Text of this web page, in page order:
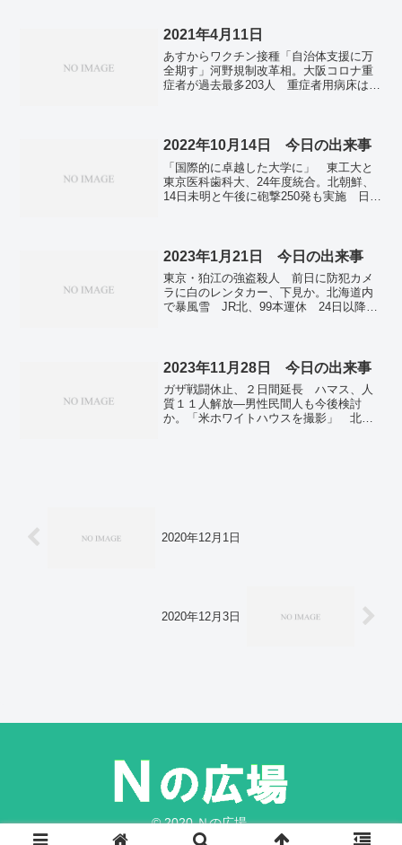
千葉・多古町長。「演説会参加者への日
当は選挙買収」 市民団体、自民・国光
氏を告発。小池東京都知事、21日に公務
に本格復帰 4週間ぶりに公の場へ。ボー
ジョレ解禁、深夜に乾杯 「家飲み」需
2021年4月11日
あすからワクチン接種「自治体支援に万
全期す」河野規制改革相。大阪コロナ重
症者が過去最多203人 重症者用病床は急
2022年10月14日 今日の出来事
「国際的に卓越した大学に」 東工大と
東京医科歯科大、24年度統合。北朝鮮、
14日未明と午後に砲撃250発も実施 日本
決 国会の対応批判。東京円、147円台前
半 NYで円売り加速 歴史的円安基調が
続く。全国の新規感染者、3万6605人確
認 前週から6700人増。
2023年1月21日 今日の出来事
東京・狛江の強盗殺人 前日に防犯カメ
ラに白のレンタカー、下見か。北海道内
で暴風雪 JR北、99本運休 24日以降も
節スタート 旅客倍増、感染拡大警戒。
ドイツ製戦車「レオパルト」の供与決ま
らず…ウクライナ支援巡り米英と違い鮮
明。ツイッター、従業員1300人に マス
ク氏買収前の5分の1…米報道。
2023年11月28日 今日の出来事
ガザ戦闘休止、２日間延長 ハマス、人
質１１人解放―男性民間人も今後検討
か。「米ホワイトハウスを撮影」 北朝
2020年12月1日
2020年12月3日
© 2020 Ｎの広場.